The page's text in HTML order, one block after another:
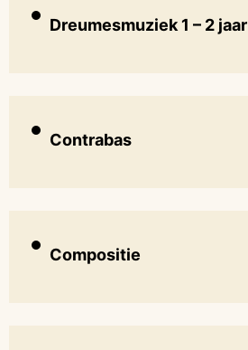
Dreumesmuziek 1 – 2 jaar
Contrabas
Compositie